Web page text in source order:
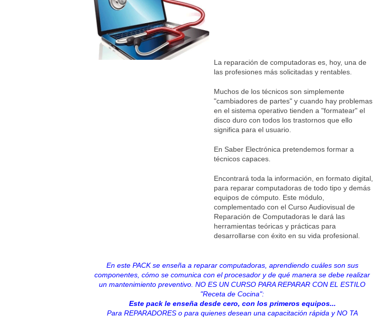
La reparación de computadoras es, hoy, una de
las profesiones más solicitadas y rentables.
Muchos de los técnicos son simplemente
"cambiadores de partes" y cuando hay problemas
en el sistema operativo tienden a "formatear" el
disco duro con todos los trastornos que ello
significa para el usuario.
En Saber Electrónica pretendemos formar a
técnicos capaces.
Encontrará toda la información, en formato digital,
para reparar computadoras de todo tipo y demás
equipos de cómputo. Este módulo,
complementado con el Curso Audiovisual de
Reparación de Computadoras le dará las
herramientas teóricas y prácticas para
desarrollarse con éxito en su vida profesional.
En este PACK se enseña a reparar computadoras, aprendiendo cuáles son sus
componentes, cómo se comunica con el procesador y de qué manera se debe realizar
un mantenimiento preventivo. NO ES UN CURSO PARA REPARAR CON EL ESTILO
"Receta de Cocina":
Este pack le enseña desde cero, con los primeros equipos...
Para REPARADORES o para quienes desean una capacitación rápida y NO TA